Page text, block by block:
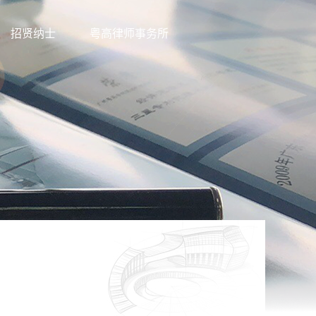
招贤纳士 粤高律师事务所